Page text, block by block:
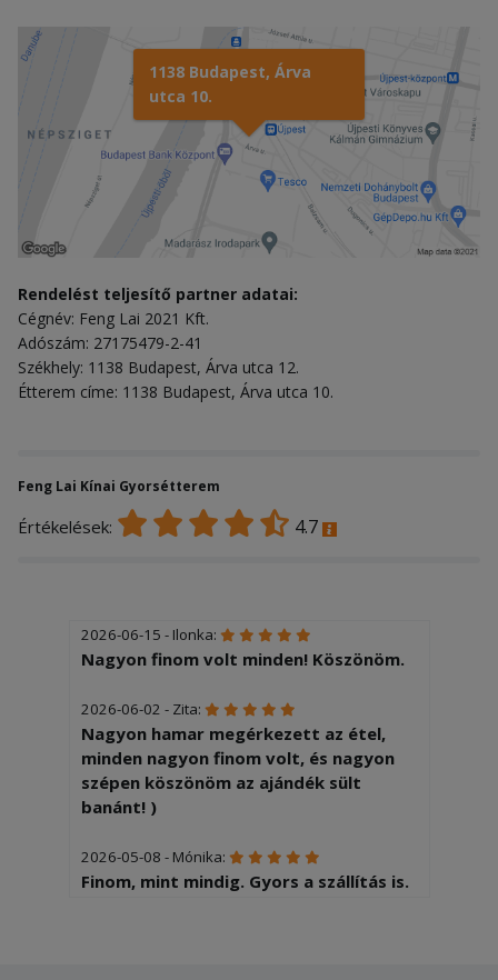
1138 Budapest, Árva
utca 10.
Rendelést teljesítő partner adatai:
Cégnév: Feng Lai 2021 Kft.
Adószám: 27175479-2-41
Székhely: 1138 Budapest, Árva utca 12.
Étterem címe: 1138 Budapest, Árva utca 10.
Feng Lai Kínai Gyorsétterem
Értékelések: 4.7
2026-06-15 - Ilonka:
Nagyon finom volt minden! Köszönöm.
2026-06-02 - Zita:
Nagyon hamar megérkezett az étel,
minden nagyon finom volt, és nagyon
szépen köszönöm az ajándék sült
banánt! )
2026-05-08 - Mónika:
Finom, mint mindig. Gyors a szállítás is.